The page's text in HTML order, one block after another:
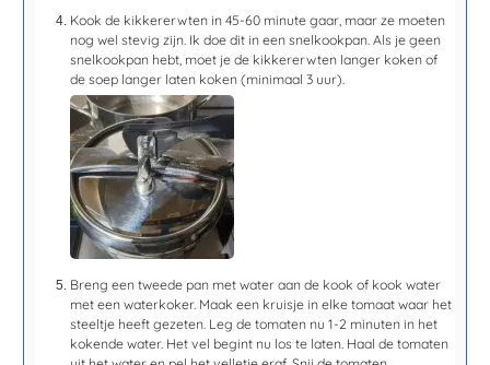
Kook de kikkererwten in45-60 minute gaar, maar ze moeten
nog wel stevig zijn. Ik doe dit in een snelkookpan. Als je geen
snelkookpan hebt, moet je de kikkererwten langer koken of
de soep langer laten koken (minimaal 3 uur).
Breng een tweede pan met water aan de kook of kook water
met een waterkoker. Maak een kruisje in elke tomaat waar het
steeltje heeft gezeten. Leg de tomaten nu 1-2 minuten in het
kokende water. Het vel begint nu los te laten. Haal de tomaten